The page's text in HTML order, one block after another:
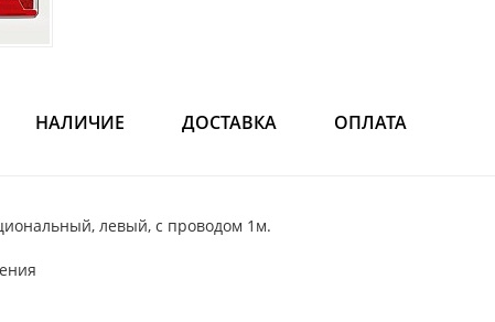
НАЛИЧИЕ ДОСТАВКА ОПЛАТА
левый, с проводом 1м.